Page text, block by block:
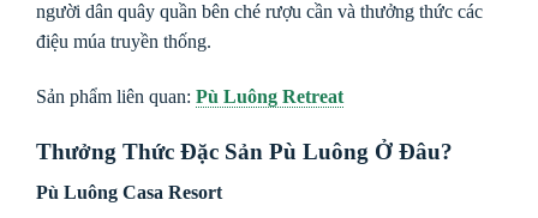
người dân quây quần bên ché rượu cần và thưởng thức các
điệu múa truyền thống.
Sản phẩm liên quan: Pù Luông Retreat
Thưởng Thức Đặc Sản Pù Luông Ở Đâu?
Pù Luông Casa Resort